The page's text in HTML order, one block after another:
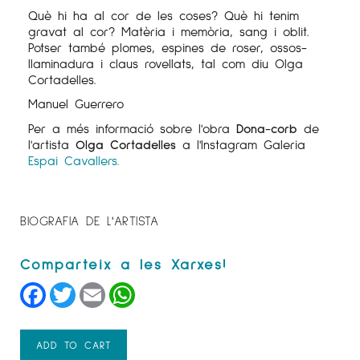
Què hi ha al cor de les coses? Què hi tenim
gravat al cor? Matèria i memòria, sang i oblit.
Potser també plomes, espines de roser, ossos-
llaminadura i claus rovellats, tal com diu Olga
Cortadelles.
Manuel Guerrero
Per a més informació sobre l'obra Dona-corb de
l'artista Olga Cortadelles a l'Instagram Galeria
Espai Cavallers.
BIOGRAFIA DE L'ARTISTA
Facebook
TwitterEmail
ADD TO CART